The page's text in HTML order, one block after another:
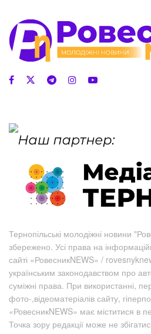
Тернопільські молодіжні новини
збережено. Усі права на
сайті «РовесникNEWS» /
українським законодавством про
суміжні права. При використанні,
фото-,відеоматеріалів сайту,
«РовесникNEWS» має міститися в
Точка зору редакції може не